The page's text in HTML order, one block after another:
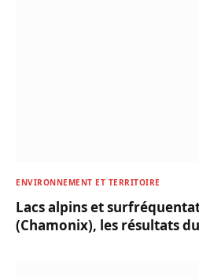
ENVIRONNEMENT ET TERRITOIRE
Lacs alpins et
(Chamonix), les résultats